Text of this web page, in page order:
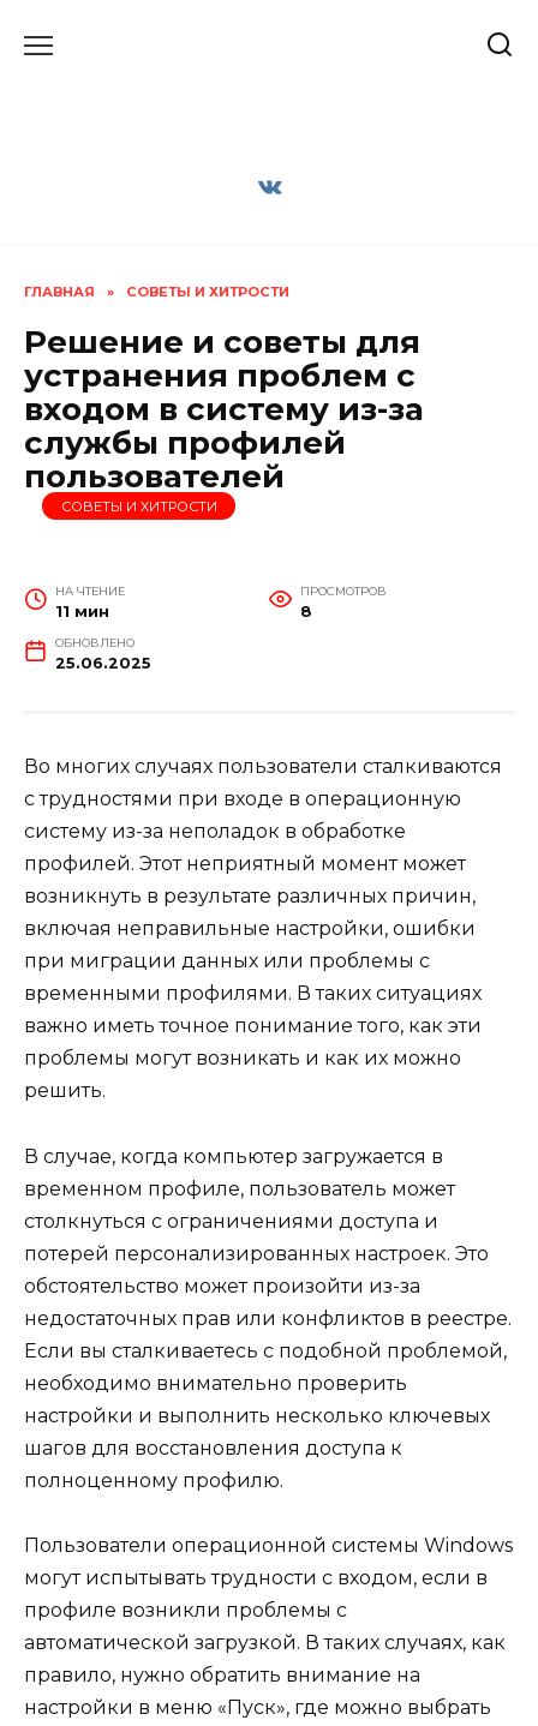
ГЛАВНАЯ » СОВЕТЫ И ХИТРОСТИ
Решение и советы для
устранения проблем с
входом в систему из-за
службы профилей
пользователей
СОВЕТЫ И ХИТРОСТИ
НА ЧТЕНИЕ
11 мин
ПРОСМОТРОВ
8
ОБНОВЛЕНО
25.06.2025
Во многих случаях пользователи сталкиваются
с трудностями при входе в операционную
систему из-за неполадок в обработке
профилей. Этот неприятный момент может
возникнуть в результате различных причин,
включая неправильные настройки, ошибки
при миграции данных или проблемы с
временными профилями. В таких ситуациях
важно иметь точное понимание того, как эти
проблемы могут возникать и как их можно
решить.
В случае, когда компьютер загружается в
временном профиле, пользователь может
столкнуться с ограничениями доступа и
потерей персонализированных настроек. Это
обстоятельство может произойти из-за
недостаточных прав или конфликтов в реестре.
Если вы сталкиваетесь с подобной проблемой,
необходимо внимательно проверить
настройки и выполнить несколько ключевых
шагов для восстановления доступа к
полноценному профилю.
Пользователи операционной системы Windows
могут испытывать трудности с входом, если в
профиле возникли проблемы с
автоматической загрузкой. В таких случаях, как
правило, нужно обратить внимание на
настройки в меню «Пуск», где можно выбрать